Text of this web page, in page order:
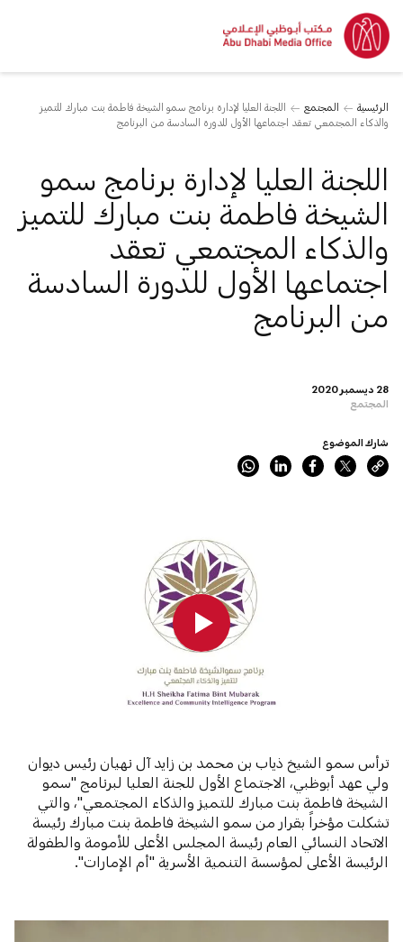
الرئيسية المجتمع
اللجنة العليا لإدارة برنامج سمو الشيخة فاطمة بنت مبارك للتميز
والذكاء المجتمعي تعقد اجتماعها الأول للدورة السادسة من البرنامج
28 ديسمبر 2020
المجتمع
اللجنة العليا لإدارة برنامج سمو
الشيخة فاطمة بنت مبارك للتميز
والذكاء المجتمعي تعقد
اجتماعها الأول للدورة السادسة
من البرنامج
شارك الموضوع
ترأس سمو الشيخ ذياب بن محمد بن زايد آل نهيان رئيس ديوان
ولي عهد أبوظبي، الاجتماع الأول للجنة العليا لبرنامج "سمو
الشيخة فاطمة بنت مبارك للتميز والذكاء المجتمعي"، والتي
تشكلت مؤخراً بقرار من سمو الشيخة فاطمة بنت مبارك رئيسة
الاتحاد النسائي العام رئيسة المجلس الأعلى للأمومة والطفولة
الرئيسة الأعلى لمؤسسة التنمية الأسرية "أم الإمارات".